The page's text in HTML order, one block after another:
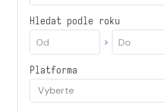
Hledat podle roku
Platforma
Vyberte